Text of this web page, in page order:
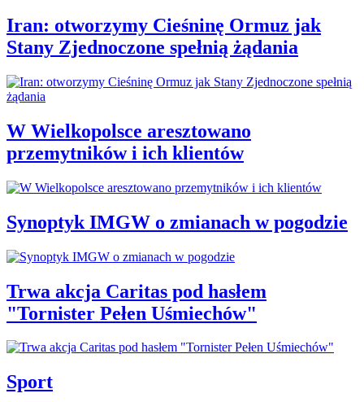
Iran: otworzymy Cieśninę Ormuz jak
Stany Zjednoczone spełnią żądania
W Wielkopolsce aresztowano
przemytników i ich klientów
Synoptyk IMGW o zmianach w pogodzie
Trwa akcja Caritas pod hasłem
"Tornister Pełen Uśmiechów"
Sport